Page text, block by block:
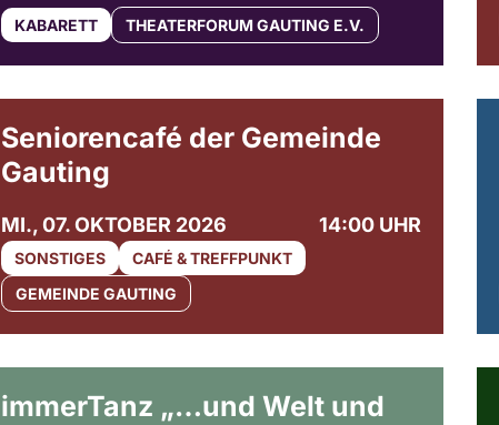
KABARETT THEATERFORUM GAUTING E.V.
Seniorencafé der Gemeinde
Gauting
MI., 07. OKTOBER 2026 14:00 UHR
SONSTIGES
CAFÉ & TREFFPUNKT
GEMEINDE GAUTING
immerTanz „…und Welt und